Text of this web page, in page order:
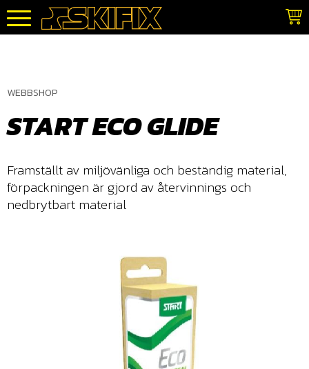
Meny
WEBBSHOP
START ECO GLIDE
Framställt av miljövänliga och beständig material,
förpackningen är gjord av återvinnings och
nedbrytbart material